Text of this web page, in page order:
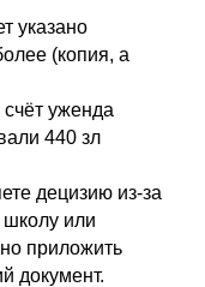
указано
(копия, а
уженда
440 зл
децизию из-за
школу или
приложить
документ.